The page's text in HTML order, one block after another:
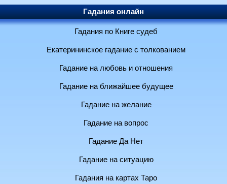
Гадания онлайн
Гадания по Книге судеб
Екатерининское гадание с толкованием
Гадание на любовь и отношения
Гадание на ближайшее будущее
Гадание на желание
Гадание на вопрос
Гадание Да Нет
Гадание на ситуацию
Гадания на картах Таро